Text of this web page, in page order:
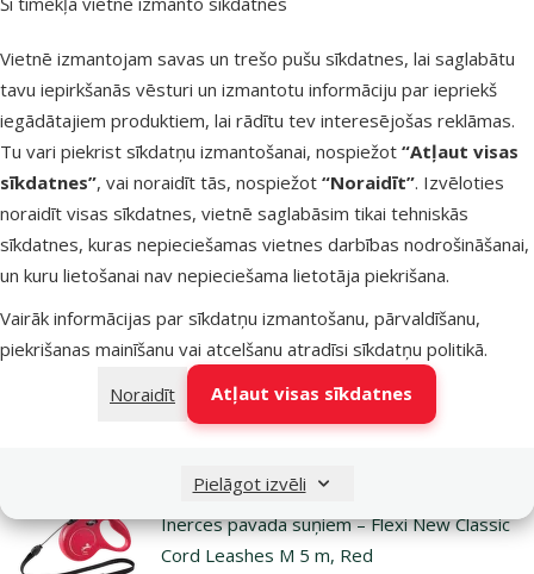
Vietnē izmantojam savas un trešo pušu sīkdatnes, lai saglabātu
tavu iepirkšanās vēsturi un izmantotu informāciju par iepriekš
iegādātajiem produktiem, lai rādītu tev interesējošas reklāmas.
Tu vari piekrist sīkdatņu izmantošanai, nospiežot “Atļaut visas
sīkdatnes”, vai noraidīt tās, nospiežot “Noraidīt”. Izvēloties
noraidīt visas sīkdatnes, vietnē saglabāsim tikai tehniskās
sīkdatnes, kuras nepieciešamas vietnes darbības nodrošināšanai,
un kuru lietošanai nav nepieciešama lietotāja piekrišana.
Vairāk informācijas par sīkdatņu izmantošanu, pārvaldīšanu,
piekrišanas mainīšanu vai atcelšanu atradīsi sīkdatņu politikā.
Noraidīt
Atļaut visas sīkdatnes
Pielāgot izvēli
Cena
13,99 €
Noliktavā
Inerces pavada suņiem – Flexi New Classic
Cord Leashes S 5 m, Blue
Atsauksmes 0%
Cena
13,99 €
Inerces pavada suņiem – Flexi New Classic
Cord Leashes M 5 m, Red
Atsauksmes 0%